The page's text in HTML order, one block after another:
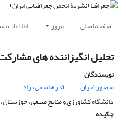
صفحه اصلی مرور اطلاعات
تحلیل انگیزاننده های
نویسندگان
منصور غنیان
آذر هاشمی نژاد
دانشگاه کشاورزی و منابع طبیعی، خوزستان،
چکیده